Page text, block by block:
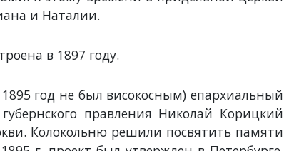
Архангела
Михаила (г.
Центр культуры и
искусства на
Соборной (бы...
церковь
и Наталии.
в 1897 году.
год не был високосным) епархиальный
правления Николай Корицкий
Колокольню решили посвятить памяти